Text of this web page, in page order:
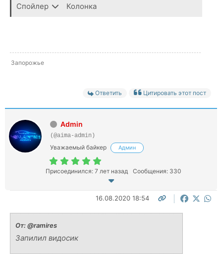
Спойлер Колонка
Запорожье
Ответить Цитировать этот пост
Admin
(@aima-admin)
Уважаемый байкер Админ
Присоединился: 7 лет назад Сообщения: 330
16.08.2020 18:54
От:@ramires
Запилил видосик